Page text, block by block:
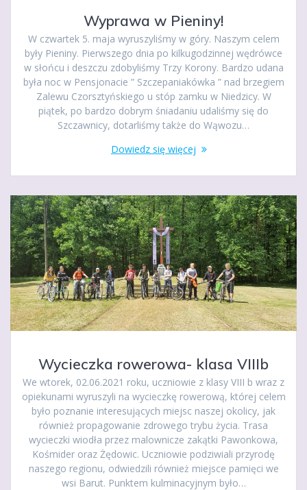
Wyprawa w Pieniny!
W czwartek 5. maja wyruszyliśmy w góry. Naszym celem
były Pieniny. Pierwszego dnia po kilkugodzinnej wędrówce
w słońcu i deszczu zdobyliśmy Trzy Korony. Bardzo udana
była noc w Pensjonacie ” Szczepaniakówka ” nad brzegiem
Zalewu Czorsztyńskiego u stóp zamku w Niedzicy. W
piątek, po bardzo dobrym śniadaniu udaliśmy się do
Szczawnicy, dotarliśmy także do Wąwozu…
Dowiedz się więcej
Wycieczka rowerowa- klasa VIIIb
We wtorek, 02.06.2021 roku, uczniowie z klasy VIII b wraz z
opiekunami wyruszyli na wycieczkę rowerową, której celem
było poznanie interesujących miejsc naszej okolicy, jak
również propagowanie zdrowego trybu życia. Trasa
wycieczki wiodła przez malownicze zakątki Pawonkowa,
Kośmider oraz Żędowic. Uczniowie podziwiali przyrodę
naszego regionu, odwiedzili również miejsce pamięci we
wsi Barut. Punktem kulminacyjnym było…